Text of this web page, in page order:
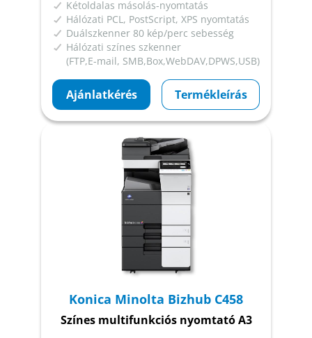
Kétoldalas másolás-nyomtatás
Hálózati PCL, PostScript, XPS nyomtatás
Duálszkenner 80 kép/perc sebesség
Hálózati színes szkenner
(FTP,E-mail, SMB,Box,WebDAV,DPWS,USB)
Ajánlatkérés Termékleírás
Konica Minolta Bizhub C458
Színes multifunkciós nyomtató A3